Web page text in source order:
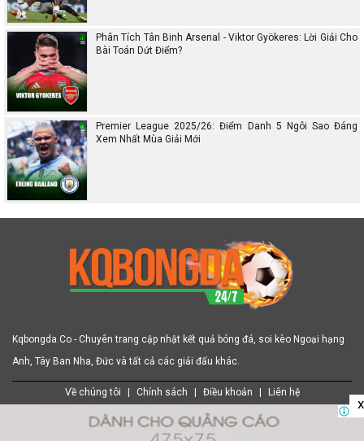
Phân Tích Tân Binh Arsenal - Viktor Gyökeres: Lời Giải Cho
Bài Toán Dứt Điểm?
Premier League 2025/26: Điểm Danh 5 Ngôi Sao Đáng
Xem Nhất Mùa Giải Mới
x
Kqbongda.Co - Chuyên trang cập nhật kết quả bóng đá, soi kèo Ngoại hạng
Anh, Tây Ban Nha, Đức và tất cả các giải đấu khác.
Về chúng tôi Chính sách Điều khoản Liên hệ
| | |